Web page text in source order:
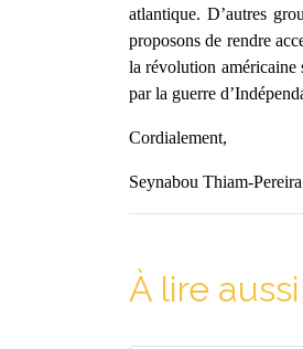
atlantique. D’autres
proposons de rendre
la révolution américaine
par la guerre
Cordialement,
Seynabou Thiam-Pereira
À lire aussi